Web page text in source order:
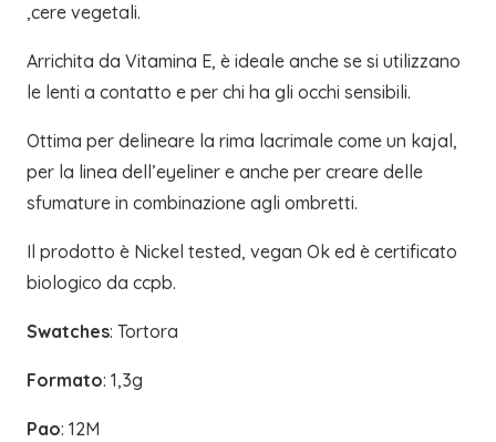
,cere vegetali.
Arrichita da Vitamina E, è ideale anche se si utilizzano
le lenti a contatto e per chi ha gli occhi sensibili.
Ottima per delineare la rima lacrimale come un kajal,
per la linea dell’eyeliner e anche per creare delle
sfumature in combinazione agli ombretti.
Il prodotto è Nickel tested, vegan Ok ed è certificato
biologico da ccpb.
Swatches: Tortora
Formato: 1,3g
Pao: 12M